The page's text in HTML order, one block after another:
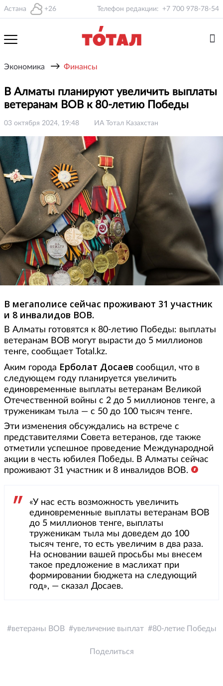
Астана +26 Телефон редакции: +7 700 978-78-54
Экономика → Финансы
В Алматы планируют увеличить выплаты
ветеранам ВОВ к 80-летию Победы
03 октября 2024, 19:48 ИА Тотал Казахстан
В мегаполисе сейчас проживают 31 участник
и 8 инвалидов ВОВ.
В Алматы готовятся к 80-летию Победы: выплаты
ветеранам ВОВ могут вырасти до 5 миллионов
тенге, сообщает Total.kz.
Аким города Ерболат Досаев сообщил, что в
следующем году планируется увеличить
единовременные выплаты ветеранам Великой
Отечественной войны с 2 до 5 миллионов тенге, а
труженикам тыла — с 50 до 100 тысяч тенге.
Эти изменения обсуждались на встрече с
представителями Совета ветеранов, где также
отметили успешное проведение Международной
акции в честь юбилея Победы. В Алматы сейчас
проживают 31 участник и 8 инвалидов ВОВ.
«У нас есть возможность увеличить
единовременные выплаты ветеранам ВОВ
до 5 миллионов тенге, выплаты
труженикам тыла мы доведем до 100
тысяч тенге, то есть увеличим в два раза.
На основании вашей просьбы мы внесем
такое предложение в маслихат при
формировании бюджета на следующий
год», — сказал Досаев.
ветераны ВОВ увеличение выплат 80-летие Победы
Поделиться